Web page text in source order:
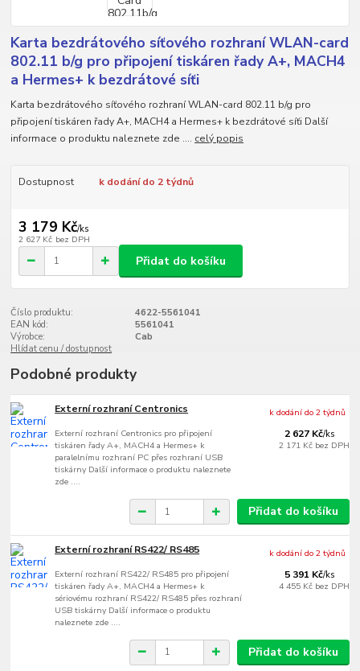
Karta bezdrátového síťového rozhraní WLAN-card
802.11 b/g pro připojení tiskáren řady A+, MACH4
a Hermes+ k bezdrátové síťi
Karta bezdrátového síťového rozhraní WLAN-card 802.11 b/g pro
připojení tiskáren řady A+, MACH4 a Hermes+ k bezdrátové síťi Další
informace o produktu naleznete zde .... celý popis
Dostupnost k dodání do 2 týdnů
3 179 Kč/ks
2 627 Kč bez DPH
Přidat do košíku
Číslo produktu:
4622-5561041
EAN kód:
5561041
Výrobce:
Cab
Hlídat cenu / dostupnost
Podobné produkty
Externí rozhraní Centronics
Externí rozhraní Centronics pro připojení
tiskáren řady A+, MACH4 a Hermes+ k
paralelnímu rozhraní PC přes rozhraní USB
tiskárny Další informace o produktu naleznete
zde ....
2 627 Kč/ks
2 171 Kč bez DPH
k dodání do 2 týdnů
Přidat do košíku
Externí rozhraní RS422/ RS485
Externí rozhraní RS422/ RS485 pro připojení
tiskáren řady A+, MACH4 a Hermes+ k
sériovému rozhraní RS422/ RS485 přes rozhraní
USB tiskárny Další informace o produktu
naleznete zde ....
5 391 Kč/ks
4 455 Kč bez DPH
k dodání do 2 týdnů
Přidat do košíku